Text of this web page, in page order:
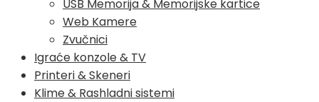
USB Memorija & Memorijske kartice
Web Kamere
Zvučnici
Igraće konzole & TV
Printeri & Skeneri
Klime & Rashladni sistemi